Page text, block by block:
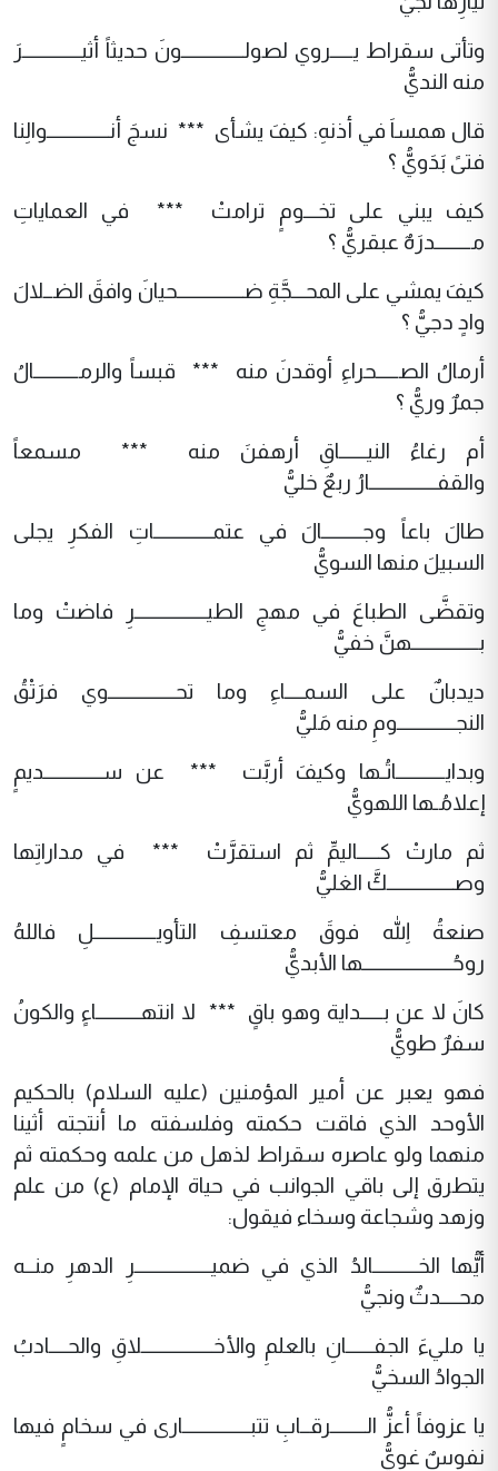
وتأتى سقراط يـــــروي لصولــــــــــــــونَ حديثاً أثيـــــــــــــرَ
منه النديُّ
قال همساَ في أذنهِ: كيفَ يشأى *** نسجَ أنــــــــــــــوالِنا
فتىً بَدَويُّ ؟
كيف يبني على تخـــومٍ ترامتْ *** في العماياتِ
مــــــــدرَهٌ عبقريُّ ؟
كيفَ يمشي على المحـــجَّةِ ضـــــــــــــــحيانَ وافقَ الضــلالَ
وادٍ دجيُّ ؟
أرمالُ الصـــــحراءِ أوقدنَ منه *** قبساً والرمــــــــــالُ
جمرٌ وريُّ ؟
أم رغاءُ النيــــــاقِ أرهفنَ منه *** مسمعاً
والقفـــــــــــــــارُ ربعٌ خليُّ
طالَ باعاً وجـــــــــالَ في عتمـــــــــــــاتِ الفكرِ يجلى
السبيلَ منها السويُّ
وتقضَّى الطباعَ في مهجِ الطيــــــــــــــــرِ فاضتْ وما
بـــــــــــــــهنَّ خفيُّ
ديدبانٌ على السمــــاءِ وما تحـــــــــــــــوي فرَتْقُ
النجـــــــــــــومِ منه مَليُّ
وبدايـــــــــــاتُـها وكيفَ أربَّت *** عن ســـــــــــــديمٍ
إعلامُـها اللهويُّ
ثم مارتْ كـــــاليمِّ ثم استقرَّتْ *** في مداراتِها
وصـــــــــــــــكَّ الغليُّ
صنعةُ اللهِ فوقَ معتسفِ التأويــــــــــــــلِ فاللهُ
روحُــــــــــــــــــــها الأبديُّ
كانَ لا عن بـــــداية وهو باقٍ *** لا انتهــــــــــاءٍ والكونُ
سفرٌ طويُّ
فهو يعبر عن أمير المؤمنين (عليه السلام) بالحكيم
الأوحد الذي فاقت حكمته وفلسفته ما أنتجته أثينا
منهما ولو عاصره سقراط لذهل من علمه وحكمته ثم
يتطرق إلى باقي الجوانب في حياة الإمام (ع) من علم
وزهد وشجاعة وسخاء فيقول:
أيُّها الخــــــــــالدُ الذي في ضميـــــــــــــــــرِ الدهرِ منــه
محــــدثٌ ونجيُّ
يا مليءَ الجفــــــانِ بالعلمِ والأخــــــــــــــــلاقِ والحــــادبُ
الجوادُ السخيُّ
يا عزوفاً أعزُّ الــــــــرقــابِ تتبـــــــــــــــارى في سخامٍ فيها
نفوسٌ غويُّ